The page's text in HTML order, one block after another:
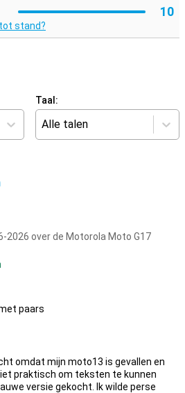
10
stand?
Taal:
Alle talen
2026 over de Motorola Moto G17
paars
omdat mijn moto13 is gevallen en
praktisch om teksten te kunnen
versie gekocht. Ik wilde perse